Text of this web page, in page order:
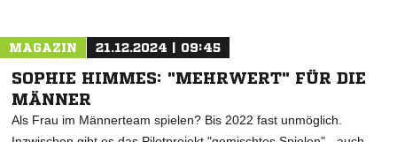
MAGAZIN 21.12.2024 | 09:45
SOPHIE HIMMES: "MEHRWERT" FÜR DIE
MÄNNER
Als Frau im Männerteam spielen? Bis 2022 fast unmöglich.